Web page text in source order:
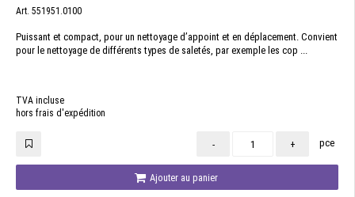
Art. 551951.0100
Puissant et compact, pour un nettoyage d’appoint et en déplacement. Convient
pour le nettoyage de différents types de saletés, par exemple les cop ...
TVA incluse
hors frais d'expédition
- + pce
Ajouter au panier